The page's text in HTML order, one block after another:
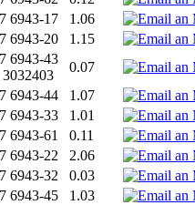
6943-17 1.06
6943-20 1.15
6943-43
0.07
6943-44 1.07
6943-33 1.01
6943-61 0.11
6943-22 2.06
6943-32 0.03
6943-45 1.03